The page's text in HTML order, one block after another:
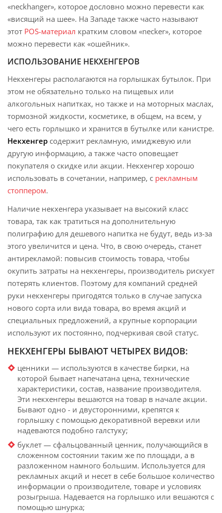
«neckhanger», которое дословно можно перевести как
«висящий на шее». На Западе также часто называют
этот POS-материал кратким словом «necker», которое
можно перевести как «ошейник».
ИСПОЛЬЗОВАНИЕ НЕКХЕНГЕРОВ
Некхенгеры располагаются на горлышках бутылок. При
этом не обязательно только на пищевых или
алкогольных напитках, но также и на моторных маслах,
тормозной жидкости, косметике, в общем, на всем, у
чего есть горлышко и хранится в бутылке или канистре.
Некхенгер содержит рекламную, имиджевую или
другую информацию, а также часто оповещает
покупателя о скидке или акции. Некхенгер хорошо
использовать в сочетании, например, с рекламным
стоппером.
Наличие некхенгера указывает на высокий класс
товара, так как тратиться на дополнительную
полиграфию для дешевого напитка не будут, ведь из-за
этого увеличится и цена. Что, в свою очередь, станет
антирекламой: повысив стоимость товара, чтобы
окупить затраты на некхенгеры, производитель рискует
потерять клиентов. Поэтому для компаний средней
руки некхенгеры пригодятся только в случае запуска
нового сорта или вида товара, во время акций и
специальных предложений, а крупные корпорации
используют их постоянно, подчеркивая свой статус.
НЕКХЕНГЕРЫ БЫВАЮТ ЧЕТЫРЕХ ВИДОВ:
ценники — используются в качестве бирки, на
которой бывает напечатана цена, технические
характеристики, состав, название производителя.
Эти некхенгеры вешаются на товар в начале акции.
Бывают одно - и двусторонними, крепятся к
горлышку с помощью декоративной веревки или
надеваются подобно галстуку;
буклет — сфальцованный ценник, получающийся в
сложенном состоянии таким же по площади, а в
разложенном намного большим. Используется для
рекламных акций и несет в себе большое количество
информации о производителе, товаре и условиях
розыгрыша. Надевается на горлышко или вешаются с
помощью шнурка;